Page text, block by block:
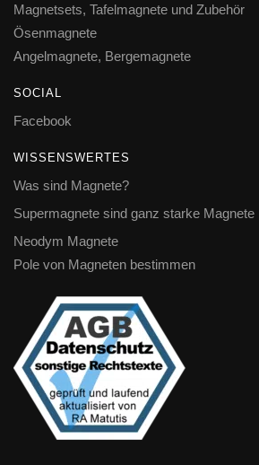
Magnetsets, Tafelmagnete und Zubehör
Ösenmagnete
Angelmagnete, Bergemagnete
SOCIAL
Facebook
WISSENSWERTES
Was sind Magnete?
Supermagnete sind ganz starke Magnete
Neodym Magnete
Pole von Magneten bestimmen